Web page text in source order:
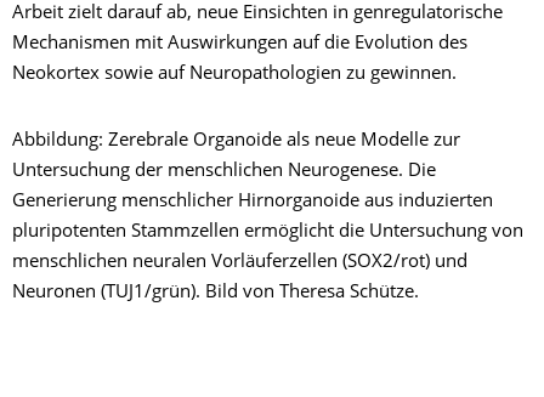
Arbeit zielt darauf ab, neue Einsichten in genregulatorische
Mechanismen mit Auswirkungen auf die Evolution des
Neokortex sowie auf Neuropathologien zu gewinnen.
Abbildung: Zerebrale Organoide als neue Modelle zur
Untersuchung der menschlichen Neurogenese. Die
Generierung menschlicher Hirnorganoide aus induzierten
pluripotenten Stammzellen ermöglicht die Untersuchung von
menschlichen neuralen Vorläuferzellen (SOX2/rot) und
Neuronen (TUJ1/grün). Bild von Theresa Schütze.